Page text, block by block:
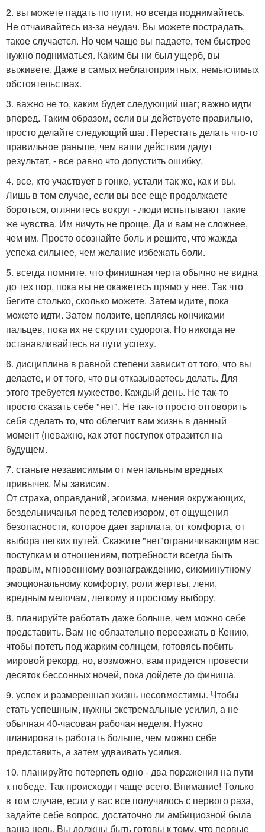
2. вы можете падать по пути, но всегда поднимайтесь.
Не отчаивайтесь из-за неудач. Вы можете пострадать,
такое случается. Но чем чаще вы падаете, тем быстрее
нужно подниматься. Каким бы ни был ущерб, вы
выживете. Даже в самых неблагоприятных, немыслимых
обстоятельствах.
3. важно не то, каким будет следующий шаг; важно идти
вперед. Таким образом, если вы действуете правильно,
просто делайте следующий шаг. Перестать делать что-то
правильное раньше, чем ваши действия дадут
результат, - все равно что допустить ошибку.
4. все, кто участвует в гонке, устали так же, как и вы.
Лишь в том случае, если вы все еще продолжаете
бороться, оглянитесь вокруг - люди испытывают такие
же чувства. Им ничуть не проще. Да и вам не сложнее,
чем им. Просто осознайте боль и решите, что жажда
успеха сильнее, чем желание избежать боли.
5. всегда помните, что финишная черта обычно не видна
до тех пор, пока вы не окажетесь прямо у нее. Так что
бегите столько, сколько можете. Затем идите, пока
можете идти. Затем ползите, цепляясь кончиками
пальцев, пока их не скрутит судорога. Но никогда не
останавливайтесь на пути успеху.
6. дисциплина в равной степени зависит от того, что вы
делаете, и от того, что вы отказываетесь делать. Для
этого требуется мужество. Каждый день. Не так-то
просто сказать себе "нет". Не так-то просто отговорить
себя сделать то, что облегчит вам жизнь в данный
момент (неважно, как этот поступок отразится на
будущем.
7. станьте независимым от ментальным вредных
привычек. Мы зависим.
От страха, оправданий, эгоизма, мнения окружающих,
бездельничанья перед телевизором, от ощущения
безопасности, которое дает зарплата, от комфорта, от
выбора легких путей. Скажите "нет"ограничивающим вас
поступкам и отношениям, потребности всегда быть
правым, мгновенному вознаграждению, сиюминутному
эмоциональному комфорту, роли жертвы, лени,
вредным мелочам, легкому и простому выбору.
8. планируйте работать даже больше, чем можно себе
представить. Вам не обязательно переезжать в Кению,
чтобы потеть под жарким солнцем, готовясь побить
мировой рекорд, но, возможно, вам придется провести
десяток бессонных ночей, пока дойдете до финиша.
9. успех и размеренная жизнь несовместимы. Чтобы
стать успешным, нужны экстремальные усилия, а не
обычная 40-часовая рабочая неделя. Нужно
планировать работать больше, чем можно себе
представить, а затем удваивать усилия.
10. планируйте потерпеть одно - два поражения на пути
к победе. Так происходит чаще всего. Внимание! Только
в том случае, если у вас все получилось с первого раза,
задайте себе вопрос, достаточно ли амбициозной была
ваша цель. Вы должны быть готовы к тому, что первые